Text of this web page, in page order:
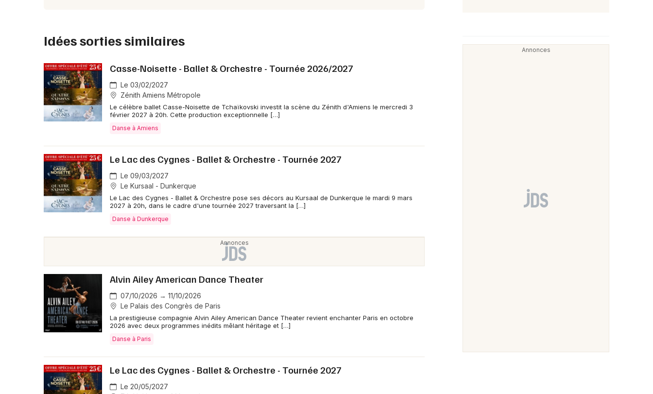
Idées sorties similaires
Casse-Noisette - Ballet & Orchestre - Tournée 2026/2027
Le 03/02/2027
Zénith Amiens Métropole
Le célèbre ballet Casse-Noisette de Tchaïkovski investit la scène du Zénith d'Amiens le mercredi 3
février 2027 à 20h. Cette production exceptionnelle […]
Danse à Amiens
Le Lac des Cygnes - Ballet & Orchestre - Tournée 2027
Le 09/03/2027
Le Kursaal - Dunkerque
Le Lac des Cygnes - Ballet & Orchestre pose ses décors au Kursaal de Dunkerque le mardi 9 mars
2027 à 20h, dans le cadre d'une tournée 2027 traversant la […]
Danse à Dunkerque
Alvin Ailey American Dance Theater
07/10/2026 → 11/10/2026
Le Palais des Congrès de Paris
La prestigieuse compagnie Alvin Ailey American Dance Theater revient enchanter Paris en octobre
2026 avec deux programmes inédits mêlant héritage et […]
Danse à Paris
Le Lac des Cygnes - Ballet & Orchestre - Tournée 2027
Le 20/05/2027